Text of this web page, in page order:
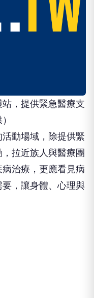
，提供緊急醫療支
動場域，除提供緊
拉近族人與醫療團
治療，更應看見病
，讓身體、心理與